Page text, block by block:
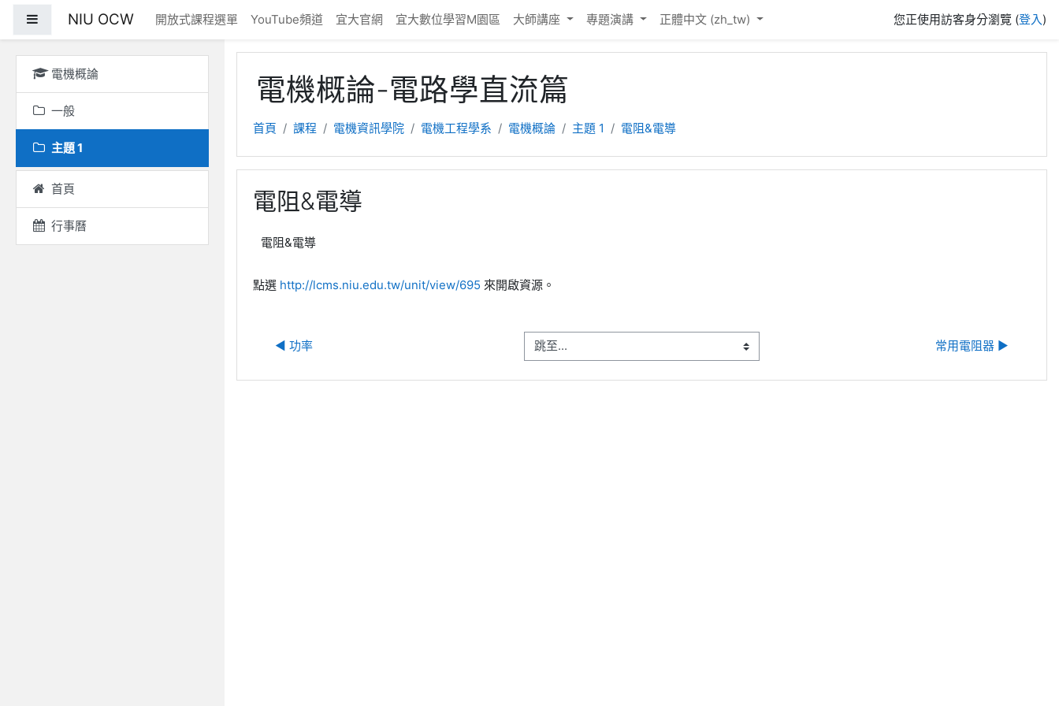
NIU OCW 開放式課程選單 YouTube頻道 宜大官網 宜大數位學習M園區 大師講座 專題演講 正體中文 ‎(zh_tw)‎ 您正使用訪客身分瀏覽 (登入)
電機概論
一般
主題 1
首頁
行事曆
電機概論-電路學直流篇
首頁 課程 電機資訊學院 電機工程學系 電機概論 主題 1 電阻&電導
電阻&電導
電阻&電導
點選 http://lcms.niu.edu.tw/unit/view/695 來開啟資源。
◀︎ 功率 跳至... 常用電阻器 ▶︎